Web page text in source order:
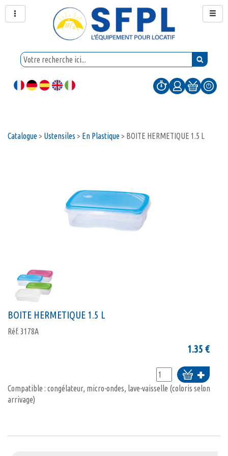
Catalogue> Ustensiles > En Plastique> BOITE HERMETIQUE 1.5 L
BOITE HERMETIQUE 1.5 L
Réf. 3178A
1.35 €
Ajouter
au
Compatible : congélateur, micro-ondes, lave-vaisselle (coloris selon
arrivage)